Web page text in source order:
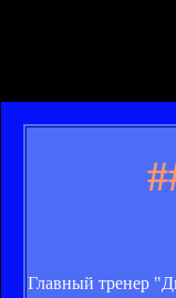
Главный тренер